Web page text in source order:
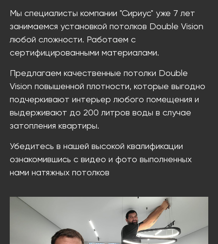
Мы специалисты компании "Сириус" уже 7 лет
занимаемся установкой потолков Double Vision
любой сложности. Работаем с
сертифицированными материалами.
Предлагаем качественные потолки Double
Vision повышенной плотности, которые выгодно
подчеркивают интерьер любого помещения и
выдерживают до 200 литров воды в случае
затопления квартиры.
Убедитесь в нашей высокой квалификации
ознакомившись с видео и фото выполненных
нами натяжных потолков